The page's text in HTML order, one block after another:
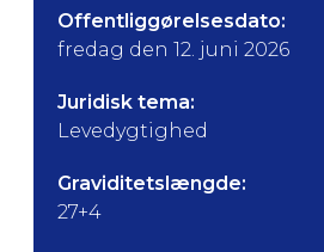
Offentliggørelsesdato:
fredag den 12. juni 2026
Juridisk tema:
Levedygtighed
Graviditetslængde:
27+4